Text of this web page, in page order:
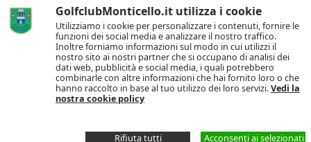
GolfclubMonticello.it utilizza i cookie
Utilizziamo i cookie per personalizzare i contenuti, fornire le
funzioni dei social media e analizzare il nostro traffico.
Inoltre forniamo informazioni sul modo in cui utilizzi il
nostro sito ai nostri partner che si occupano di analisi dei
dati web, pubblicità e social media, i quali potrebbero
combinarle con altre informazioni che hai fornito loro o che
hanno raccolto in base al tuo utilizzo dei loro servizi.Vedi la
nostra cookie policy
Rifiuta tutti
Acconsenti ai selezionati
CALENDARIO E
CLASSIFICHE